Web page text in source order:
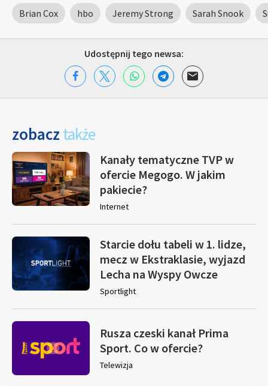
Brian Cox hbo Jeremy Strong Sarah Snook
Udostępnij tego newsa:
zobacz także
Kanały tematyczne TVP w
ofercie Megogo. W jakim
pakiecie?
Internet
Starcie dołu tabeli w 1. lidze,
mecz w Ekstraklasie, wyjazd
Lecha na Wyspy Owcze
Sportlight
Rusza czeski kanał Prima
Sport. Co w ofercie?
Telewizja